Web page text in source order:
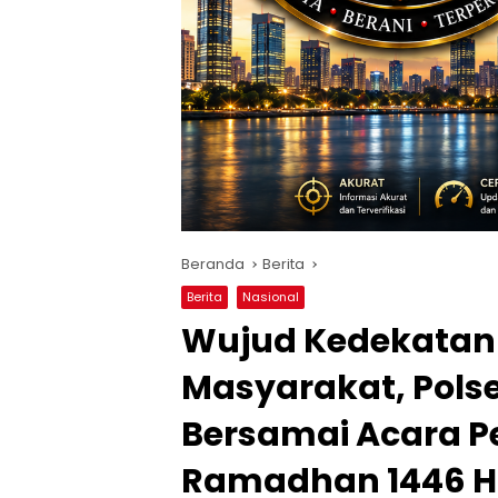
Beranda Berita
Berita Nasional
Wujud
Masyarakat,
Bersamai Acara
Ramadhan 1446 H